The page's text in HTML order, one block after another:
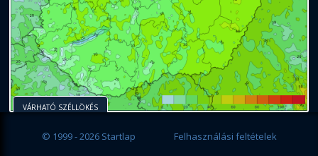
VÁRHATÓ SZÉLLÖKÉS
© 1999 - 2026 Startlap Felhasználási feltételek